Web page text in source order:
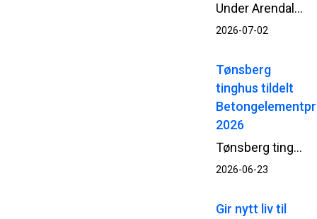
Under Arendalsuka 2026 deltar NCC i en rekke samtaler og debatter om blant annet beredskap, infrastruktur og gjennomføringsevne. Her får du full oversikt over arrangementene og hvor du kan møte oss.
2026-07-02
Tønsberg
tinghus tildelt
2026
Tønsberg tinghus er tildelt Betongelementprisen 2026 – en pris for arkitektur og byggverk som utmerker seg gjennom innovativ, bærekraftig og estetisk bruk av prefabrikkerte betongelementer. Bak prosjektet står Statsbygg, Add Arkitekter, NCC og Loe Betongelementer.
2026-06-23
Gir nytt liv til